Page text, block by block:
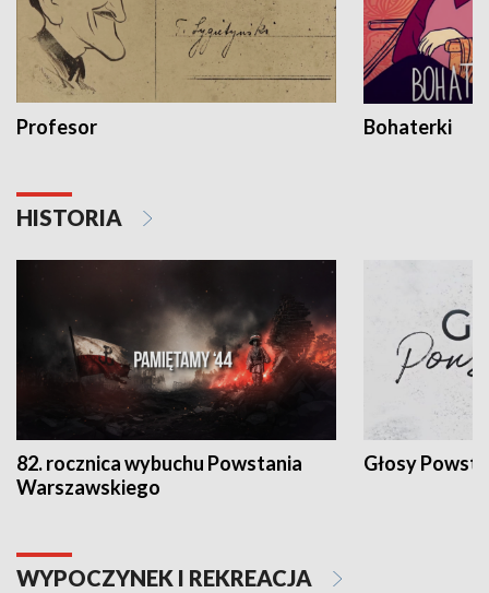
Profesor Bohaterki
HISTORIA
82. rocznica wybuchu Powstania
Warszawskiego
Głosy
WYPOCZYNEK I REKREACJA